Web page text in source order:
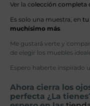
Ver la colección completa
Es solo una muestra, en tu
muchísimo más.
Me gustará verte y
de elegir los muebles
Espero haberte inspirado
Ahora cierra los
perfecta ¿La